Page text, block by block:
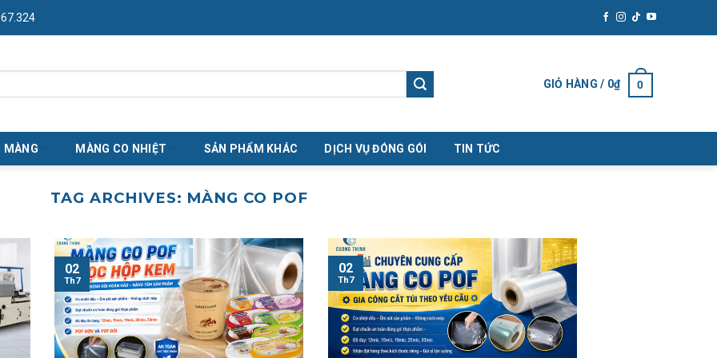
GIỎ HÀNG / 0₫ 0
MÀNG MÀNG CO NHIỆT SẢN PHẨM KHÁC DỊCH VỤ ĐÓNG GÓI TIN TỨC
TAG ARCHIVES: MÀNG CO POF
02
Th7
02
Th7